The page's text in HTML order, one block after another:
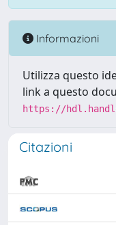
Informazioni
Utilizza questo
link a questo
https://
Citazioni